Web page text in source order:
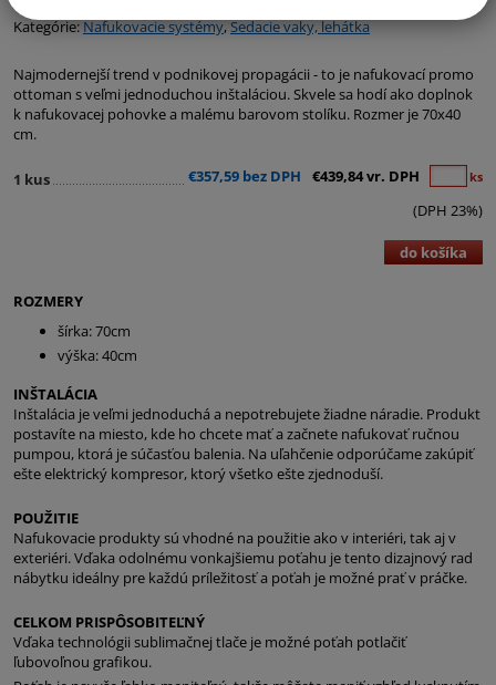
Kategórie:Nafukovacie systémy,Sedacie vaky, lehátka
Najmodernejší trend v podnikovej propagácii - to je nafukovací promo
ottoman s veľmi jednoduchou inštaláciou. Skvele sa hodí ako doplnok
k nafukovacej pohovke a malému barovom stolíku. Rozmer je 70x40
cm.
1 kus €357,59 bez DPH €439,84 vr. DPH ks
(DPH 23%)
do košíka
ROZMERY
šírka: 70cm
výška: 40cm
INŠTALÁCIA
Inštalácia je veľmi jednoduchá a nepotrebujete žiadne náradie. Produkt
postavíte na miesto, kde ho chcete mať a začnete nafukovať ručnou
pumpou, ktorá je súčasťou balenia. Na uľahčenie odporúčame zakúpiť
ešte elektrický kompresor, ktorý všetko ešte zjednoduší.
POUŽITIE
Nafukovacie produkty sú vhodné na použitie ako v interiéri, tak aj v
exteriéri. Vďaka odolnému vonkajšiemu poťahu je tento dizajnový rad
nábytku ideálny pre každú príležitosť a poťah je možné prať v práčke.
CELKOM PRISPÔSOBITEĽNÝ
Vďaka technológii sublimačnej tlače je možné poťah potlačiť
ľubovoľnou grafikou.